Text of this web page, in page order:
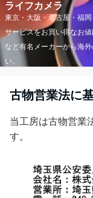
ライフカメラ
東京・大阪・名古屋・福
サービスをお買い得なお
など有名メーカーから海
い。
古物営業法に
当工房は古物営業
す。